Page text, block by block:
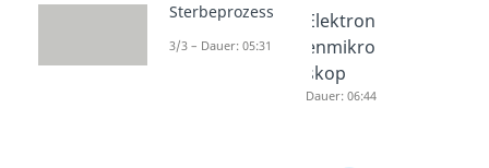
Desmos
omen
Lichtmik
roskop
Elektron
enmikro
skop
Dauer: 06:44
Sterbeprozess
3/3 – Dauer: 05:31